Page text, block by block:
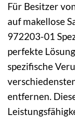
Für Besitzer
auf makellose
972203-01
perfekte
spezifische
entfernen.